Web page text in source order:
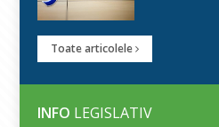
Toate articolele
INFO LEGISLATIV